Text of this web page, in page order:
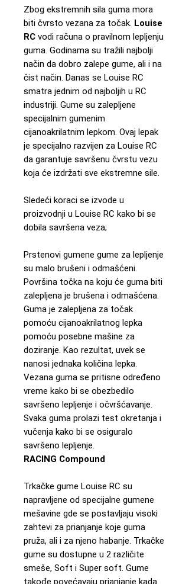
Zbog ekstremnih sila guma mora
biti čvrsto vezana za točak. Louise
RC vodi računa o pravilnom lepljenju
guma. Godinama su tražili najbolji
način da dobro zalepe gume, ali i na
čist način. Danas se Louise RC
smatra jednim od najboljih u RC
industriji. Gume su zalepljene
specijalnim gumenim
cijanoakrilatnim lepkom. Ovaj lepak
je specijalno razvijen za Louise RC
da garantuje savršenu čvrstu vezu
koja će izdržati sve ekstremne sile.
Sledeći koraci se izvode u
proizvodnji u Louise RC kako bi se
dobila savršena veza;
Prstenovi gumene gume za lepljenje
su malo brušeni i odmašćeni.
Površina točka na koju će guma biti
zalepljena je brušena i odmašćena.
Guma je zalepljena za točak
pomoću cijanoakrilatnog lepka
pomoću posebne mašine za
doziranje. Kao rezultat, uvek se
nanosi jednaka količina lepka.
Vezana guma se pritisne određeno
vreme kako bi se obezbedilo
savršeno lepljenje i očvršćavanje.
Svaka guma prolazi test okretanja i
vučenja kako bi se osiguralo
savršeno lepljenje.
RACING Compound
Trkačke gume Louise RC su
napravljene od specijalne gumene
mešavine gde se postavljaju visoki
zahtevi za prianjanje koje guma
pruža, ali i za njeno habanje. Trkačke
gume su dostupne u 2 različite
smeše, Soft i Super soft. Gume
takođe povećavaju prianjanje kada